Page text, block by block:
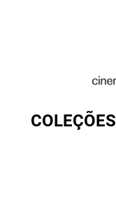
COLEÇÕES